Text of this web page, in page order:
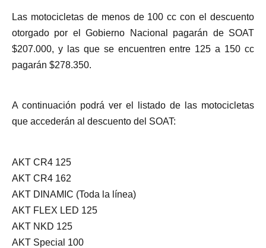
Las motocicletas de menos de 100 cc con el descuento
otorgado por el Gobierno Nacional pagarán de SOAT
$207.000, y las que se encuentren entre 125 a 150 cc
pagarán $278.350.
A continuación podrá ver el listado de las motocicletas
que accederán al descuento del SOAT:
AKT CR4 125
AKT CR4 162
AKT DINAMIC (Toda la línea)
AKT FLEX LED 125
AKT NKD 125
AKT Special 100